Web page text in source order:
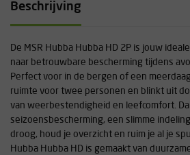
Beschrijving
De MSR Hubba Hubba HD 2P is jouw
naar betrouwbare bescherming tijdens
Perfect voor in de bergen of een
ruimte voor twee personen en blinkt uit
van weerbestendigheid en leefcomfort.
seizoensbescherming, een slimme
droog, houd je overzicht en ruim je al je
Hubba Hubba HD is gemaakt van